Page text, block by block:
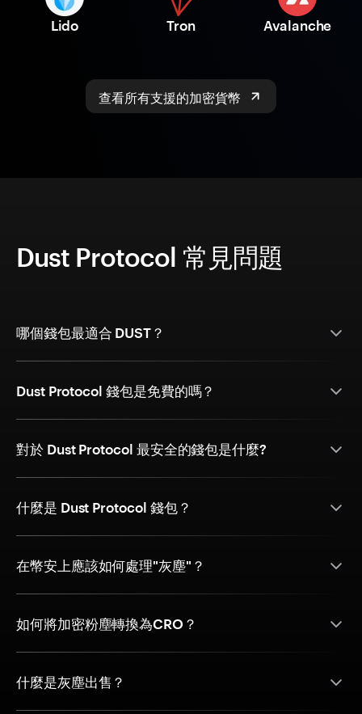
Lido Tron Avalanche
查看所有支援的加密貨幣
Dust Protocol 常見問題
哪個錢包最適合 DUST？
Dust Protocol 錢包是免費的嗎？
對於 Dust Protocol 最安全的錢包是什麼?
什麼是 Dust Protocol 錢包？
在幣安上應該如何處理"灰塵"？
如何將加密粉塵轉換為CRO？
什麼是灰塵出售？